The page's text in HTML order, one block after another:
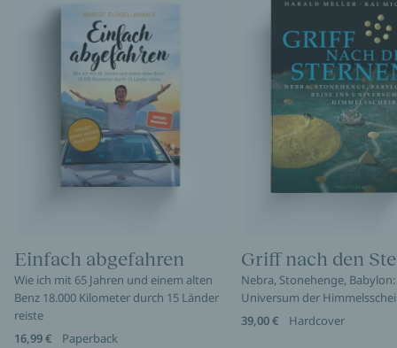
Einfach abgefahren
Wie ich mit 65 Jahren und einem alten
Benz 18.000 Kilometer durch 15 Länder
reiste
16,99 €
Paperback
Griff nach den
Nebra, Stonehenge, Babylon:
Universum der
39,00 €
Hardcover